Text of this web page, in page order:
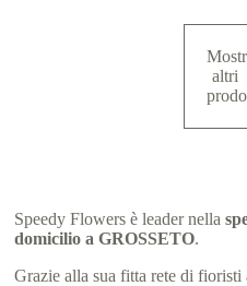
altri
Speedy Flowers è leader nella
domicilio a GROSSETO.
Grazie alla sua fitta rete di fioristi